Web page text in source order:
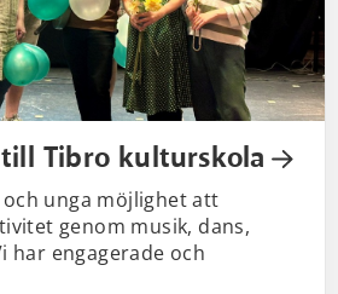
Tibro kulturskola
unga möjlighet att
genom musik, dans,
har engagerade och